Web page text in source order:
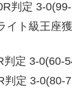
判定 3-
イト級王座
定 3-0(60-
定 3-0(80-